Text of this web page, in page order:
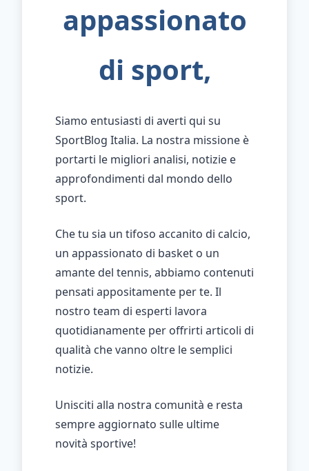
appassionato
di sport,
Siamo entusiasti di averti qui su
SportBlog Italia. La nostra missione è
portarti le migliori analisi, notizie e
approfondimenti dal mondo dello
sport.
Che tu sia un tifoso accanito di calcio,
un appassionato di basket o un
amante del tennis, abbiamo contenuti
pensati appositamente per te. Il
nostro team di esperti lavora
quotidianamente per offrirti articoli di
qualità che vanno oltre le semplici
notizie.
Unisciti alla nostra comunità e resta
sempre aggiornato sulle ultime
novità sportive!